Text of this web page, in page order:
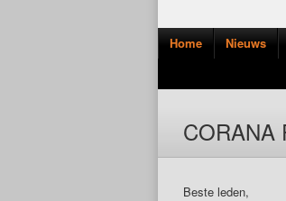
Home Nieuws
CORANA
Beste leden,